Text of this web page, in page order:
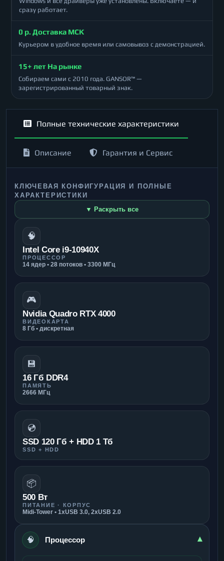
сразу работает.
0 р. Доставка МСК
Курьером в удобное время или самовывоз с демонстрацией.
15+ лет На рынке
Собираем сами с 2010 года. GANSOR™ —
зарегистрированный товарный знак.
Полные технические характеристики
Описание Гарантия и Сервис
КЛЮЧЕВАЯ КОНФИГУРАЦИЯ И ПОЛНЫЕ
ХАРАКТЕРИСТИКИ
▼ Раскрыть все
🧠
Intel Core i9-10940X
ПРОЦЕССОР
14 ядер • 28 потоков • 3300 МГц
🎮
Nvidia Quadro RTX 4000
ВИДЕОКАРТА
8 Гб • дискретная
💾
16 Гб DDR4
ПАМЯТЬ
2666 МГц
💿
SSD 120 Гб + HDD 1 Тб
SSD + HDD
📦
500 Вт
ПИТАНИЕ · КОРПУС
Midi-Tower • 1xUSB 3.0, 2xUSB 2.0
🧠 Процессор ▾